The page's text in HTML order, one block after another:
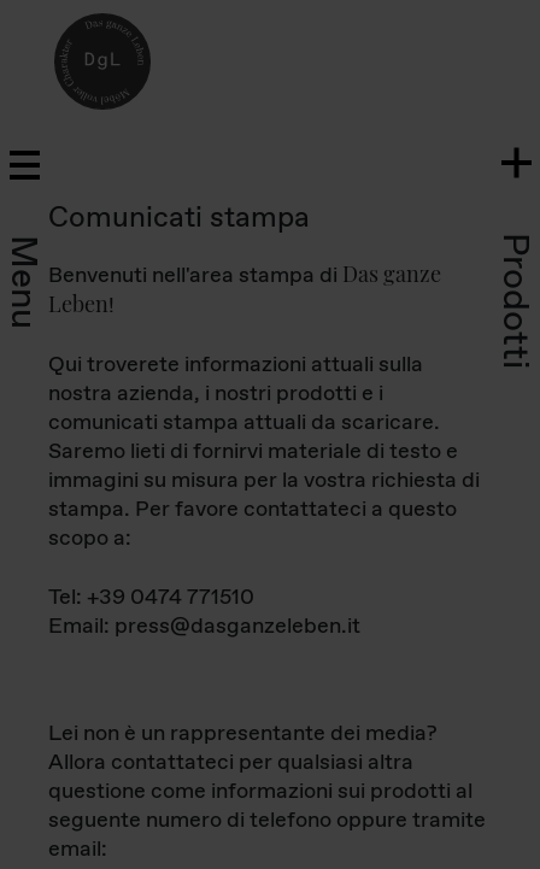
Menu Prodotti
Comunicati stampa
Benvenuti nell'area stampa di Das ganze
Leben!
Qui troverete informazioni attuali sulla
nostra azienda, i nostri prodotti e i
comunicati stampa attuali da scaricare.
Saremo lieti di fornirvi materiale di testo e
immagini su misura per la vostra richiesta di
stampa. Per favore contattateci a questo
scopo a:
Tel: +39 0474 771510
Email: press@dasganzeleben.it
Lei non è un rappresentante dei media?
Allora contattateci per qualsiasi altra
questione come informazioni sui prodotti al
seguente numero di telefono oppure tramite
email: